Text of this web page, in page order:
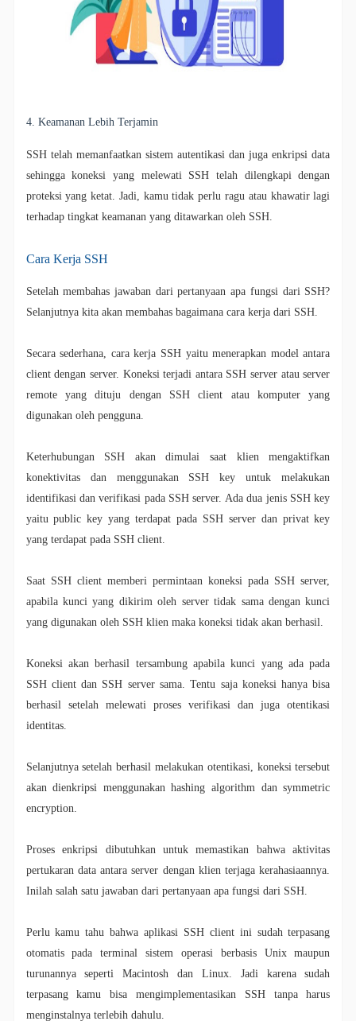
4. Keamanan Lebih Terjamin
SSH telah memanfaatkan sistem autentikasi dan juga enkripsi data
sehingga koneksi yang melewati SSH telah dilengkapi dengan
proteksi yang ketat. Jadi, kamu tidak perlu ragu atau khawatir lagi
terhadap tingkat keamanan yang ditawarkan oleh SSH.
Cara Kerja SSH
Setelah membahas jawaban dari pertanyaan apa fungsi dari SSH?
Selanjutnya kita akan membahas bagaimana cara kerja dari SSH.
Secara sederhana, cara kerja SSH yaitu menerapkan model antara
client dengan server. Koneksi terjadi antara SSH server atau server
remote yang dituju dengan SSH client atau komputer yang
digunakan oleh pengguna.
Keterhubungan SSH akan dimulai saat klien mengaktifkan
konektivitas dan menggunakan SSH key untuk melakukan
identifikasi dan verifikasi pada SSH server. Ada dua jenis SSH key
yaitu public key yang terdapat pada SSH server dan privat key
yang terdapat pada SSH client.
Saat SSH client memberi permintaan koneksi pada SSH server,
apabila kunci yang dikirim oleh server tidak sama dengan kunci
yang digunakan oleh SSH klien maka koneksi tidak akan berhasil.
Koneksi akan berhasil tersambung apabila kunci yang ada pada
SSH client dan SSH server sama. Tentu saja koneksi hanya bisa
berhasil setelah melewati proses verifikasi dan juga otentikasi
identitas.
Selanjutnya setelah berhasil melakukan otentikasi, koneksi tersebut
akan dienkripsi menggunakan hashing algorithm dan symmetric
encryption.
Proses enkripsi dibutuhkan untuk memastikan bahwa aktivitas
pertukaran data antara server dengan klien terjaga kerahasiaannya.
Inilah salah satu jawaban dari pertanyaan apa fungsi dari SSH.
Perlu kamu tahu bahwa aplikasi SSH client ini sudah terpasang
otomatis pada terminal sistem operasi berbasis Unix maupun
turunannya seperti Macintosh dan Linux. Jadi karena sudah
terpasang kamu bisa mengimplementasikan SSH tanpa harus
menginstalnya terlebih dahulu.